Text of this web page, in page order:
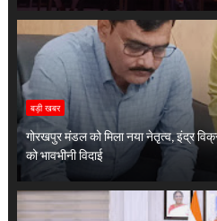
बड़ी खबर
गोरखपुर मंडल को मिला नया नेतृत्व, इंद्र
को भावभीनी विदाई